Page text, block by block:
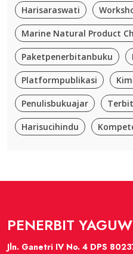
Harisaraswati
Marine Natural Product
Paketpenerbitanbuku
Platformpublikasi
Penulisbukuajar
Harisucihindu
PENERBIT
Jln. Ganetri IV No. 4 DPS